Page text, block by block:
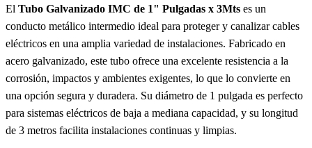
El Tubo Galvanizado IMC de 1" Pulgadas x 3Mts es un
conducto metálico intermedio ideal para proteger y canalizar cables
eléctricos en una amplia variedad de instalaciones. Fabricado en
acero galvanizado, este tubo ofrece una excelente resistencia a la
corrosión, impactos y ambientes exigentes, lo que lo convierte en
una opción segura y duradera. Su diámetro de 1 pulgada es perfecto
para sistemas eléctricos de baja a mediana capacidad, y su longitud
de 3 metros facilita instalaciones continuas y limpias.